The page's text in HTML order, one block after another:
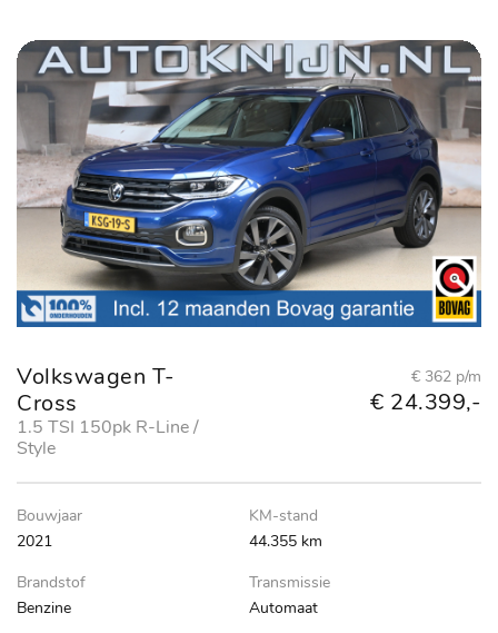
Volkswagen T-
Cross
1.5 TSI 150pk R-Line /
Style
€ 362 p/m
€ 24.399,-
Bouwjaar
2021
KM-stand
44.355 km
Brandstof
Benzine
Transmissie
Automaat